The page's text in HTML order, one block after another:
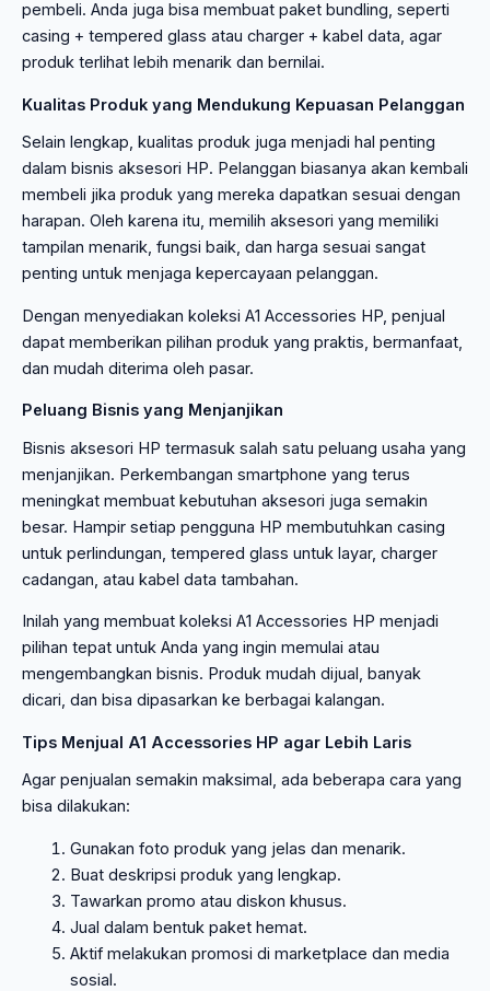
pembeli. Anda juga bisa membuat paket bundling, seperti
casing + tempered glass atau charger + kabel data, agar
produk terlihat lebih menarik dan bernilai.
Kualitas Produk yang Mendukung Kepuasan Pelanggan
Selain lengkap, kualitas produk juga menjadi hal penting
dalam bisnis aksesori HP. Pelanggan biasanya akan kembali
membeli jika produk yang mereka dapatkan sesuai dengan
harapan. Oleh karena itu, memilih aksesori yang memiliki
tampilan menarik, fungsi baik, dan harga sesuai sangat
penting untuk menjaga kepercayaan pelanggan.
Dengan menyediakan koleksi A1 Accessories HP, penjual
dapat memberikan pilihan produk yang praktis, bermanfaat,
dan mudah diterima oleh pasar.
Peluang Bisnis yang Menjanjikan
Bisnis aksesori HP termasuk salah satu peluang usaha yang
menjanjikan. Perkembangan smartphone yang terus
meningkat membuat kebutuhan aksesori juga semakin
besar. Hampir setiap pengguna HP membutuhkan casing
untuk perlindungan, tempered glass untuk layar, charger
cadangan, atau kabel data tambahan.
Inilah yang membuat koleksi A1 Accessories HP menjadi
pilihan tepat untuk Anda yang ingin memulai atau
mengembangkan bisnis. Produk mudah dijual, banyak
dicari, dan bisa dipasarkan ke berbagai kalangan.
Tips Menjual A1 Accessories HP agar Lebih Laris
Agar penjualan semakin maksimal, ada beberapa cara yang
bisa dilakukan:
Gunakan foto produk yang jelas dan menarik.
Buat deskripsi produk yang lengkap.
Tawarkan promo atau diskon khusus.
Jual dalam bentuk paket hemat.
Aktif melakukan promosi di marketplace dan media
sosial.